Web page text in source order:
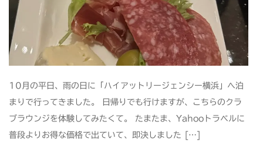
10月の平日、雨の日に「ハイアットリージェンシー横浜」へ泊
まりで行ってきました。 日帰りでも行けますが、こちらのクラ
ブラウンジを体験してみたくて。 たまたま、Yahooトラベルに
普段よりお得な価格で出ていて、即決しました […]